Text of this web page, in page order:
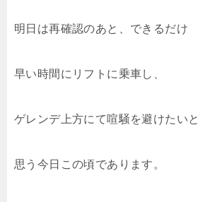
明日は再確認のあと、できるだけ
早い時間にリフトに乗車し、
ゲレンデ上方にて喧騒を避けたいと
思う今日この頃であります。